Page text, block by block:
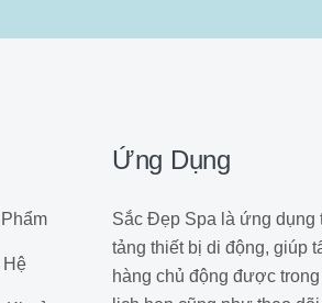
Hệ
Ứng Dụng
Sắc Đẹp Spa là ứng dụng
tảng thiết bị di động, giúp
hàng chủ động được